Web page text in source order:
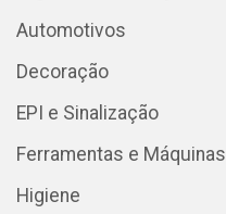
Automotivos
Decoração
EPI e Sinalização
Ferramentas e Máquinas
Higiene